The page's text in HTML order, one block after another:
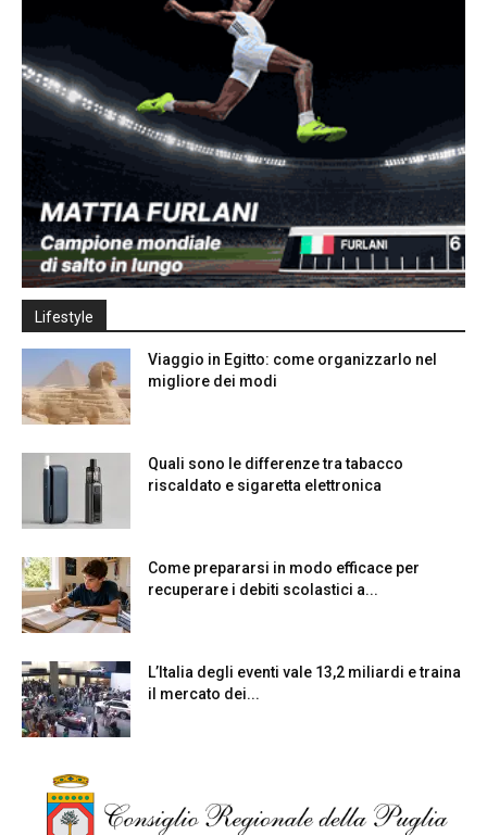
Lifestyle
Viaggio in Egitto: come organizzarlo nel
migliore dei modi
Quali sono le differenze tra tabacco
riscaldato e sigaretta elettronica
Come prepararsi in modo efficace per
recuperare i debiti scolastici a...
L’Italia degli eventi vale 13,2 miliardi e traina
il mercato dei...